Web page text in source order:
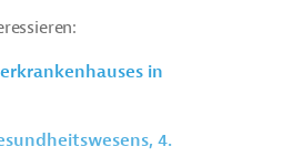
in
4.